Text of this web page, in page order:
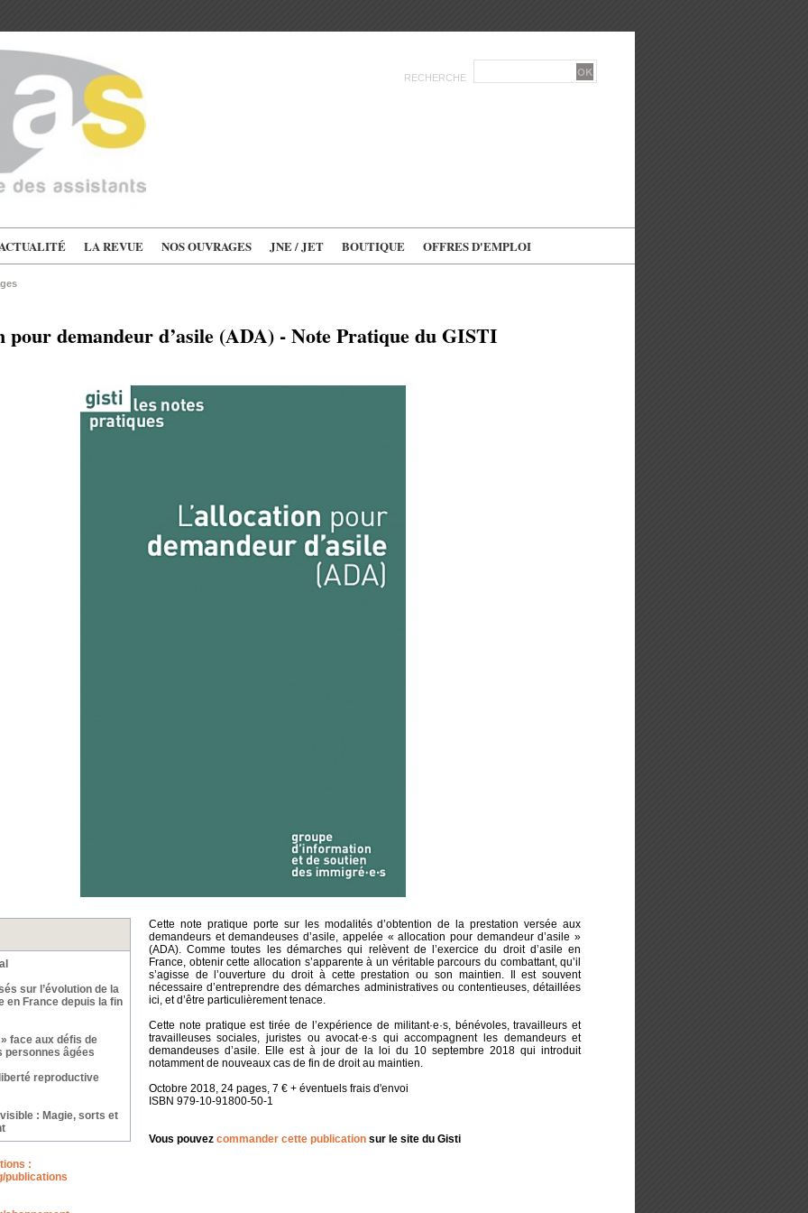
RECHERCHE
LA REVUE NOS OUVRAGES JNE / JET BOUTIQUE OFFRES D'EMPLOI
pour demandeur d’asile (ADA) - Note Pratique du GISTI
sur l’évolution de la
en France depuis la fin
face aux défis de
personnes âgées
reproductive
: Magie, sorts et
Cette note pratique porte sur les modalités d’obtention de la prestation versée aux
demandeurs et demandeuses d’asile, appelée « allocation pour demandeur d’asile »
(ADA). Comme toutes les démarches qui relèvent de l’exercice du droit d’asile en
France, obtenir cette allocation s’apparente à un véritable parcours du combattant, qu’il
s’agisse de l’ouverture du droit à cette prestation ou son maintien. Il est souvent
nécessaire d’entreprendre des démarches administratives ou contentieuses, détaillées
ici, et d’être particulièrement tenace.
Cette note pratique est tirée de l’expérience de militant·e·s, bénévoles, travailleurs et
travailleuses sociales, juristes ou avocat·e·s qui accompagnent les demandeurs et
demandeuses d’asile. Elle est à jour de la loi du 10 septembre 2018 qui introduit
notamment de nouveaux cas de fin de droit au maintien.
Octobre 2018, 24 pages, 7 € + éventuels frais d'envoi
ISBN 979-10-91800-50-1
Vous pouvez commander cette publicationsur le site du Gisti
:
publications